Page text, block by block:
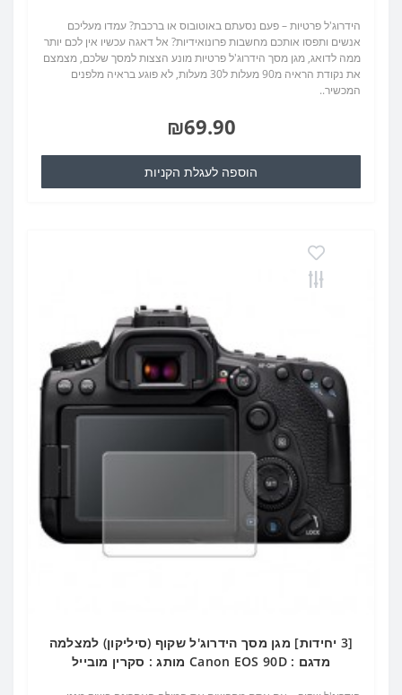
הידרוג'ל פרטיות – פעם נסעתם באוטובוס או ברכבת? עמדו מעליכם
אנשים ותפסו אותכם מחשבות פרונואידיות? אל דאגה עכשיו אין לכם יותר
ממה לדואג, מגן מסך הידרוג'ל פרטיות מונע הצצות למסך שלכם, מצמצם
את נקודת הראיה מ90 מעלות ל30 מעלות, לא פוגע בראיה מלפנים
המכשיר..
₪69.90
הוספה לעגלת הקניות
[3 יחידות] מגן מסך הידרוג'ל שקוף (סיליקון) למצלמה
מדגם : Canon EOS 90D מותג : סקרין מובייל